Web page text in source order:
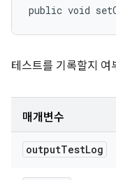
public void
테스트를 기록할지 여
매개변수
outputTestLog